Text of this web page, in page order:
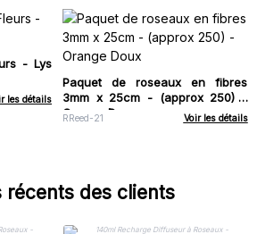
- Lys
les détails
Paquet de roseaux en fibres
3mm x 25cm - (approx 250) -
Orange Doux
RReed-21 Voir les détails
récents des clients